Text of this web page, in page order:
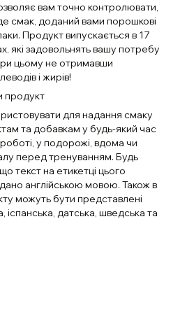
вам точно контролювати,
смак, доданий вами порошкові
Продукт випускається в 17
які задовольнять вашу потребу
цьому не отримавши
і жирів!
продукт
для надання смаку
та добавкам у будь-який час
у подорожі, вдома чи
перед тренуванням. Будь
текст на етикетці цього
англійською мовою. Також в
можуть бути представлені
іспанська, датська, шведська та